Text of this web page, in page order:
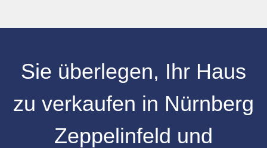
Sie überlegen, Ihr Haus
zu verkaufen in Nürnberg
Zeppelinfeld und